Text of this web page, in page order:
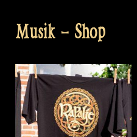
Musik – Shop